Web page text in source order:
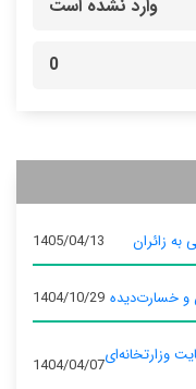
وارد نشده است
0
زائران 1405/04/13
و خسارت‌دیده 1404/10/29
وزارتخانه‌ای1404/04/07